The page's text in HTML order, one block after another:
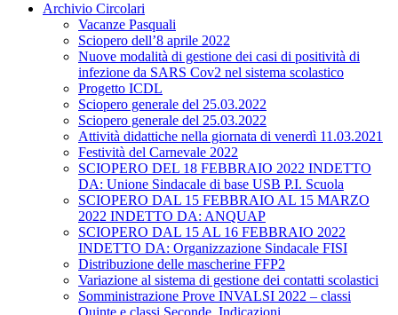
Archivio Circolari
Vacanze Pasquali
Sciopero dell’8 aprile 2022
Nuove modalità di gestione dei casi di positività di
infezione da SARS Cov2 nel sistema scolastico
Progetto ICDL
Sciopero generale del 25.03.2022
Sciopero generale del 25.03.2022
Attività didattiche nella giornata di venerdì 11.03.2021
Festività del Carnevale 2022
SCIOPERO DEL 18 FEBBRAIO 2022 INDETTO
DA: Unione Sindacale di base USB P.I. Scuola
SCIOPERO DAL 15 FEBBRAIO AL 15 MARZO
2022 INDETTO DA: ANQUAP
SCIOPERO DAL 15 AL 16 FEBBRAIO 2022
INDETTO DA: Organizzazione Sindacale FISI
Distribuzione delle mascherine FFP2
Variazione al sistema di gestione dei contatti scolastici
Somministrazione Prove INVALSI 2022 – classi